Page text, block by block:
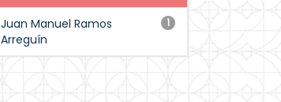
1
Juan Manuel Ramos
Arreguín